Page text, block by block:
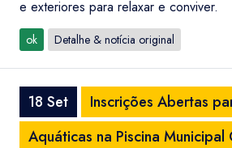
e exteriores para relaxar e conviver.
ok Detalhe & notícia original
18 Set
Inscrições Abertas
Aquáticas na Piscina